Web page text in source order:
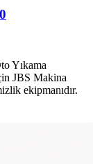
Yıkama
JBS Makina
ekipmanıdır.